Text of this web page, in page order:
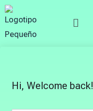
Skip
to
content
Menu
Hi, Welcome back!